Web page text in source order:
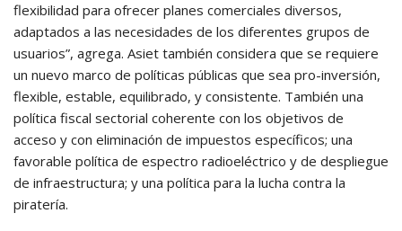
flexibilidad para ofrecer planes comerciales diversos,
adaptados a las necesidades de los diferentes grupos de
usuarios”, agrega. Asiet también considera que se requiere
un nuevo marco de políticas públicas que sea pro-inversión,
flexible, estable, equilibrado, y consistente. También una
política fiscal sectorial coherente con los objetivos de
acceso y con eliminación de impuestos específicos; una
favorable política de espectro radioeléctrico y de despliegue
de infraestructura; y una política para la lucha contra la
piratería.